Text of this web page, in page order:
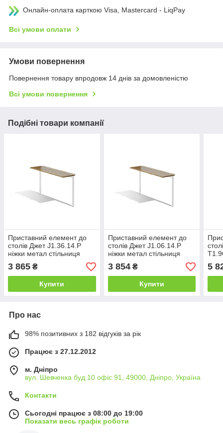
Онлайн-оплата карткою Visa, Mastercard - LiqPay
Всі умови оплати
Умови повернення
Повернення товару впродовж 14 днів за домовленістю
Всі умови повернення
Подібні товари компанії
Приставний елемент до
столів Джет J1.36.14.P
ніжки метал стільниця
ДСП 1416х420 мм
(MConcept-ТМ)
3 865 ₴
Купити
Приставний елемент до
столів Джет J1.06.14.P
ніжки метал стільниця
ДСП 1400х420 мм
(MConcept-ТМ)
3 854₴
Купити
мм
5
Про нас
98% позитивних з 182 відгуків за рік
Працює з 27.12.2012
м. Дніпро
вул. Шевченка буд.10 офіс 91, 49000, Дніпро, Україна
Контакти
Сьогодні працює з 08:00 до 19:00
Показати весь графік роботи